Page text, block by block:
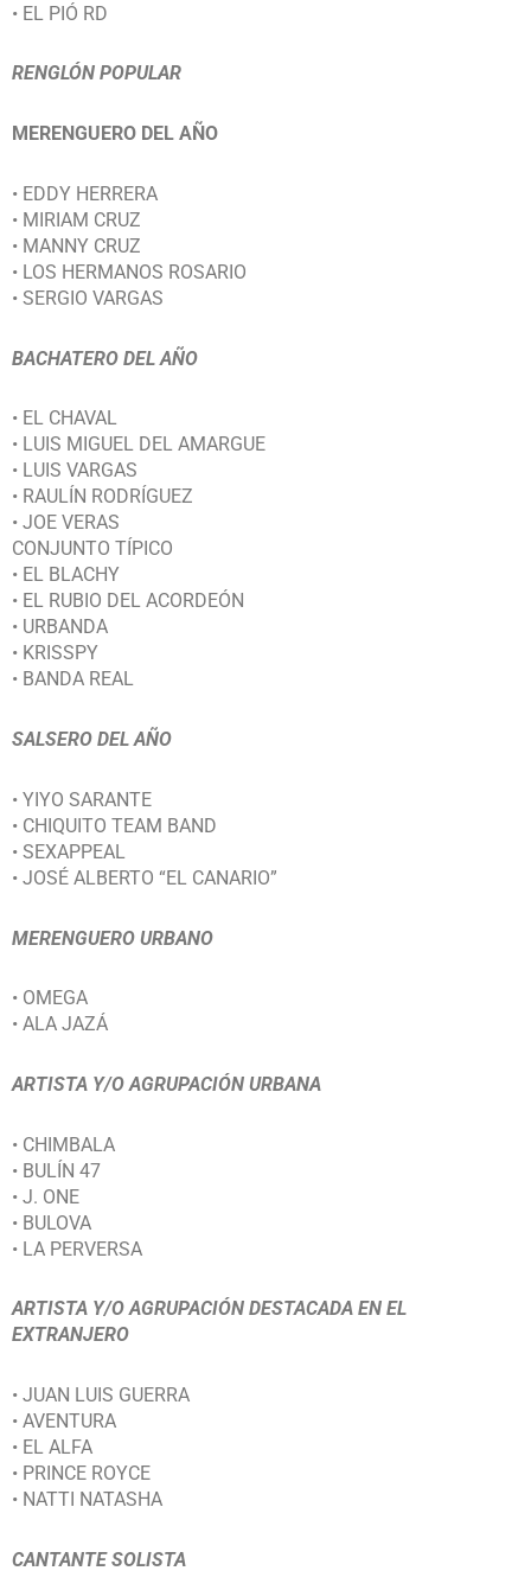
• EL PIÓ RD
RENGLÓN POPULAR
MERENGUERO DEL AÑO
• EDDY HERRERA
• MIRIAM CRUZ
• MANNY CRUZ
• LOS HERMANOS ROSARIO
• SERGIO VARGAS
BACHATERO DEL AÑO
• EL CHAVAL
• LUIS MIGUEL DEL AMARGUE
• LUIS VARGAS
• RAULÍN RODRÍGUEZ
• JOE VERAS
CONJUNTO TÍPICO
• EL BLACHY
• EL RUBIO DEL ACORDEÓN
• URBANDA
• KRISSPY
• BANDA REAL
SALSERO DEL AÑO
• YIYO SARANTE
• CHIQUITO TEAM BAND
• SEXAPPEAL
• JOSÉ ALBERTO “EL CANARIO”
MERENGUERO URBANO
• OMEGA
• ALA JAZÁ
ARTISTA Y/O AGRUPACIÓN URBANA
• CHIMBALA
• BULÍN 47
• J. ONE
• BULOVA
• LA PERVERSA
ARTISTA Y/O AGRUPACIÓN DESTACADA EN EL
EXTRANJERO
• JUAN LUIS GUERRA
• AVENTURA
• EL ALFA
• PRINCE ROYCE
• NATTI NATASHA
CANTANTE SOLISTA